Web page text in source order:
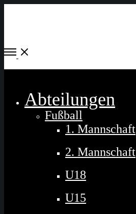
Open
Abteilungen
Fußball
1. Mannschaft
2. Mannschaft
U18
U15